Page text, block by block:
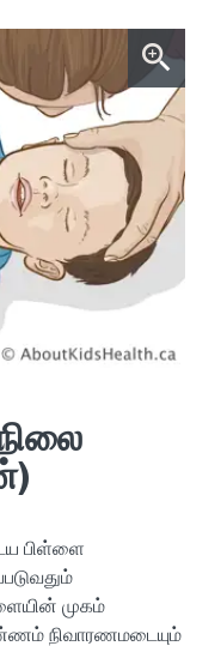
பிள்ளை
முகம்
நிவாரணமடையும்